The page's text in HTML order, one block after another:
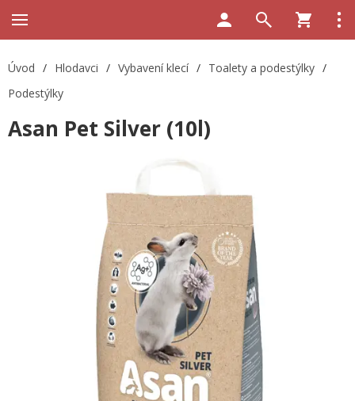
Úvod / Hlodavci / Vybavení klecí / Toalety a podestýlky /
Podestýlky
Asan Pet Silver (10l)